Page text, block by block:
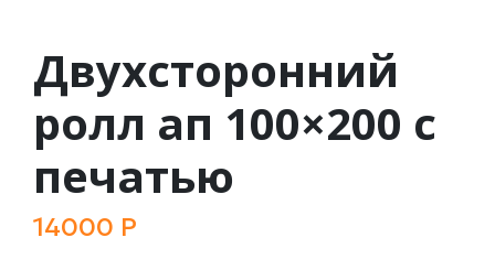
Двухсторонний
ролл ап 100×200 с
печатью
14000 Р